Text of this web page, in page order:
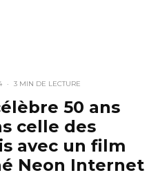
· 3 MIN DE LECTURE
50 ans
celle des
avec un film
Neon Internet